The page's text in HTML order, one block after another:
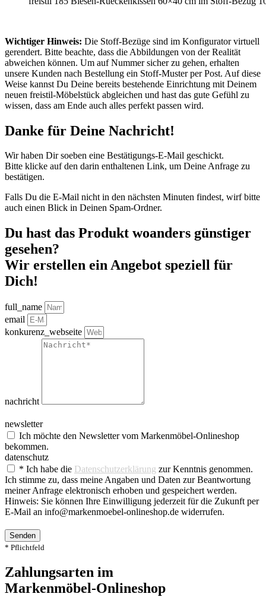
Wichtiger Hinweis: Die Stoff-Bezüge sind im Konfigurator virtuell
gerendert. Bitte beachte, dass die Abbildungen von der Realität
abweichen können. Um auf Nummer sicher zu gehen, erhalten
unsere Kunden nach Bestellung ein Stoff-Muster per Post. Auf diese
Weise kannst Du Deine bereits bestehende Einrichtung mit Deinem
neuen freistil-Möbelstück abgleichen und hast das gute Gefühl zu
wissen, dass am Ende auch alles perfekt passen wird.
Danke für Deine Nachricht!
Wir haben Dir soeben eine Bestätigungs-E-Mail geschickt.
Bitte klicke auf den darin enthaltenen Link, um Deine Anfrage zu
bestätigen.
Falls Du die E-Mail nicht in den nächsten Minuten findest, wirf bitte
auch einen Blick in Deinen Spam-Ordner.
Du hast das Produkt woanders günstiger
gesehen?
Wir erstellen ein Angebot speziell für
Dich!
full_name
email
konkurenz_webseite
nachricht
newsletter
Ich möchte den Newsletter vom Markenmöbel-Onlineshop
bekommen.
datenschutz
* Ich habe die Datenschutzerklärung zur Kenntnis genommen.
Ich stimme zu, dass meine Angaben und Daten zur Beantwortung
meiner Anfrage elektronisch erhoben und gespeichert werden.
Hinweis: Sie können Ihre Einwilligung jederzeit für die Zukunft per
E-Mail an info@markenmoebel-onlineshop.de widerrufen.
Senden
* Pflichtfeld
Zahlungsarten im
Markenmöbel-Onlineshop